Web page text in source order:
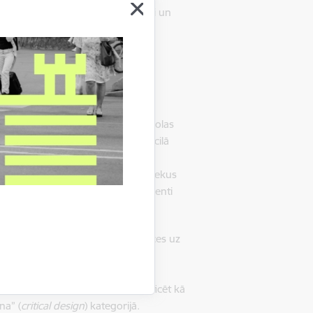
redzes leņķa – kritiski, ironiski un
disciplīnu pārstāvji sāka
mākslas” virsuzdevumiem.
Lietišķās mākslas vidusskolas
Jānis Straupe sava skolotāja, izcilā
“Māksla”, kur tapa vērienīgi
uzņēmumu (1998), tomēr, līdztekus
ir aizrāvuši radošie eksperimenti
ietekme un atsauces uz
darbos, kuru tehniskā
Straupes kompozīcijas var klasificēt kā
(critical design) kategorijā.